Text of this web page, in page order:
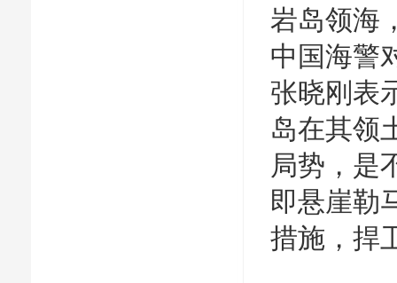
岩岛领海
中国海警
张晓刚表
岛在其领
局势，是
即悬崖勒
措施，捍